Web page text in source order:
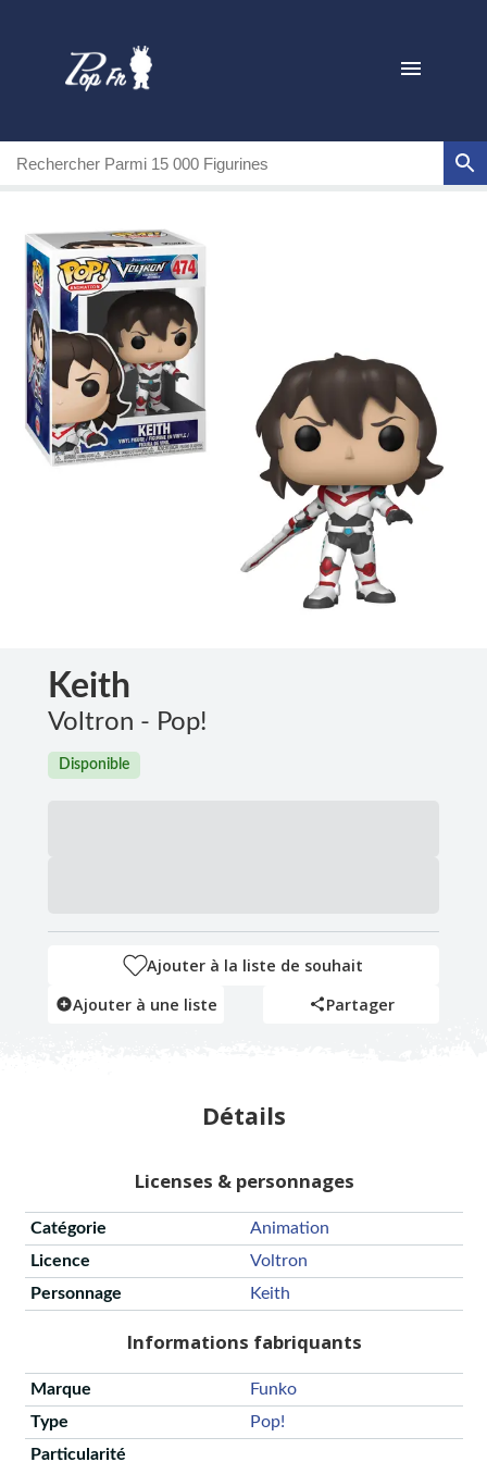
Keith
Voltron - Pop!
Disponible
Ajouter à la liste de souhait
Ajouter à une liste
Partager
Détails
Licenses & personnages
Catégorie
Animation
Licence
Voltron
Personnage
Keith
Informations fabriquants
Marque
Funko
Type
Pop!
Particularité